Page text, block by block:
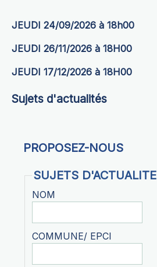
JEUDI 24/09/2026 à 18h00
JEUDI 26/11/2026 à 18H00
JEUDI 17/12/2026 à 18H00
Sujets d'actualités
PROPOSEZ-NOUS
SUJETS D'ACTUALITE
NOM
COMMUNE/ EPCI